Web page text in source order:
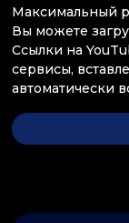
Максимальный
Вы можете
Ссылки на
сервисы,
автоматически